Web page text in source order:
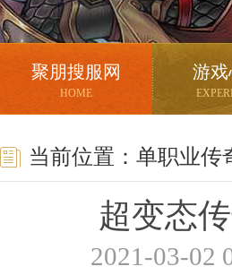
聚朋搜服网
HOME
游
当前位置： 单职业传
超变态
2021-03-02